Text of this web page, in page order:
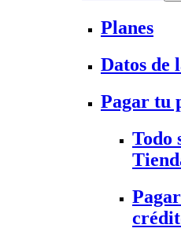
Planes
Datos de
Pagar tu
Todo